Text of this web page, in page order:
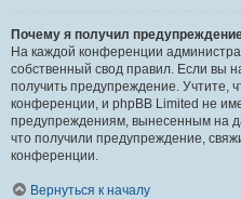
Почему я получил
На каждой конференции
собственный свод правил. Если вы
получить предупреждение. Учтите,
конференции, и phpBB Limited не
предупреждениям, вынесенным на
что получили предупреждение,
конференции.
Вернуться к началу